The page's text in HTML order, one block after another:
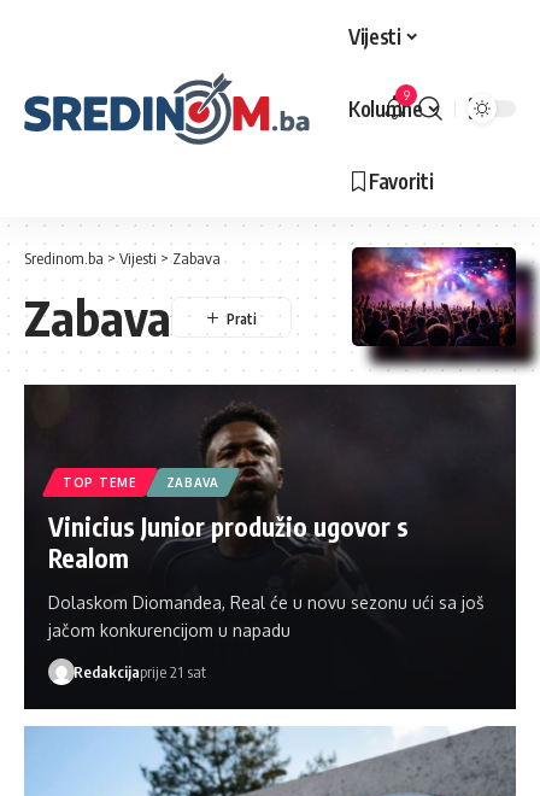
Vijesti
Kolumne
Favoriti
9
Sredinom.ba >Vijesti >Zabava
Zabava
TOP TEME ZABAVA
Vinicius Junior produžio ugovor s
Realom
Dolaskom Diomandea, Real će u novu sezonu ući sa još
jačom konkurencijom u napadu
Redakcijaprije 21 sat